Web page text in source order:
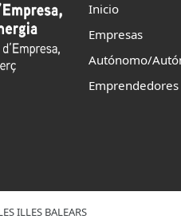
Inicio
Empresas
Autónomo/
Emprendedores
ILLES BALEARS